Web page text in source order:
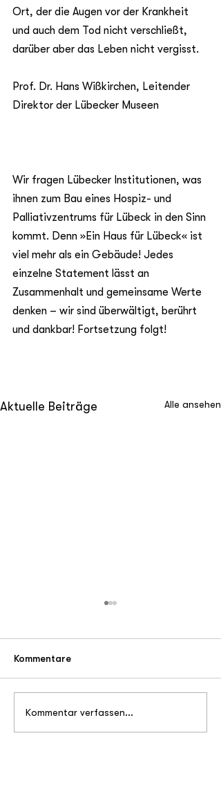
Ort, der die Augen vor der Krankheit
und auch dem Tod nicht verschließt,
darüber aber das Leben nicht vergisst.
Prof. Dr. Hans Wißkirchen, Leitender
Direktor der Lübecker Museen
Wir fragen Lübecker Institutionen, was
ihnen zum Bau eines Hospiz- und
Palliativzentrums für Lübeck in den Sinn
kommt. Denn »Ein Haus für Lübeck« ist
viel mehr als ein Gebäude! Jedes
einzelne Statement lässt an
Zusammenhalt und gemeinsame Werte
denken – wir sind überwältigt, berührt
und dankbar! Fortsetzung folgt!
Aktuelle Beiträge Alle ansehen
Kommentare
Kommentar verfassen...